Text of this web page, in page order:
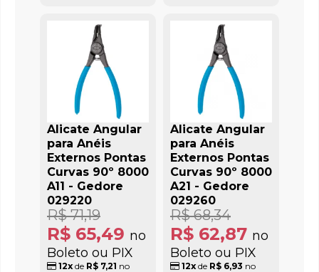
Alicate Angular
para Anéis
Externos Pontas
Curvas 90º 8000
A11 - Gedore
029220
R$ 65,49 no
Boleto ou PIX
R$ 71,19
12x de R$ 7,21 no
Alicate Angular
para Anéis
Externos Pontas
Curvas 90º 8000
A21 - Gedore
029260
R$ 62,87 no
Boleto ou PIX
R$ 68,34
12xde R$ 6,93 no